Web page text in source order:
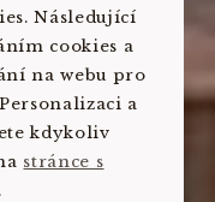
Následující
cookies a
na webu pro
a
kdykoliv
stránce s
.